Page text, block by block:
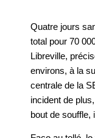
Quatre jours
total pour 70
Libreville,
environs, à la
centrale de la
incident de
bout de souffle,